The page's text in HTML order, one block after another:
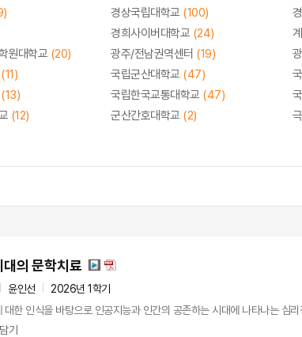
경상국립대학교 (100)
경희사이버대학교 (24)
원대학교 (20) 광주/전남권역센터 (19)
(11) 국립군산대학교 (47)
(13) 국립한국교통대학교 (47)
(12) 군산간호대학교 (2)
의 문학치료
윤인선
2026년 1학기
대한 인식을 바탕으로 인공지능과 인간의 공존하는 시대에 나타나는 심
기